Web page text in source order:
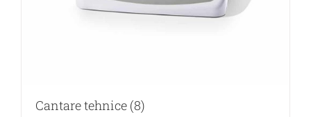
Cantare tehnice (8)